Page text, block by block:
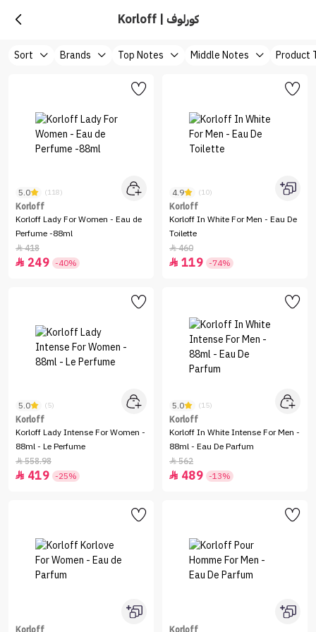
Korloff | كورلوف
Sort Brands Top Notes Middle Notes Product
5.0 (118)
Korloff
Korloff Lady For Women - Eau de
Perfume -88ml
418
 249 -40%
4.9 (10)
Korloff
Korloff In White For Men - Eau De
Toilette
460
 119 -74%
5.0 (5)
Korloff
Korloff Lady Intense For Women -
88ml - Le Perfume
558.98
 419 -25%
5.0 (15)
Korloff
Korloff In White Intense For Men -
88ml - Eau De Parfum
562
 489 -13%